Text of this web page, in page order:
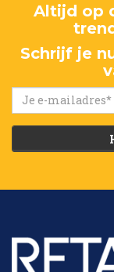
Altijd op
Schrijf je